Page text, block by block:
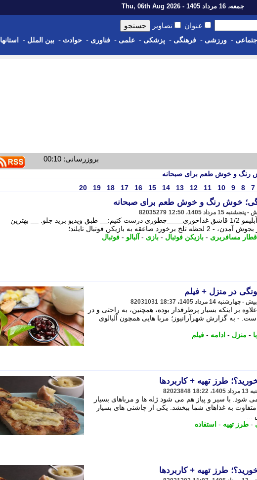
جمعه، 16 مرداد 1405 - Thu, 06th Aug 2026
عنوان تصاویر
اجتماعی - ورزشی - فرهنگی - پزشکی - علمی - فناوری - حوادث - بین الملل - استانها
بروزرسانی: 00:10
رنگ و خوش طعم برای صبحانه
7
8
9
10
11
12
13
14
15
16
17
18
19
20
خوش رنگ و خوش طعم برای صبحانه
82035279
__آلبالو 1 کیلو__ شکر 1 کیلو__ آبلیمو 1/2 قاشق غذاخوری____چطوری درست کنیم:__ طبق ویدیو برید جلو. __ بهترین
به بازیکن فوتبال تایلند؛
قطار مسافربری - بازیکن فوتبال - بازی - آلبالو - فوتبال
در منزل + فیلم
82031031
بر اینکه بسیار پرطرفدار بوده، همچنین، به راحتی و در
- به گزارش شهرآرانیوز؛ مربا هایی همچون آلبالوی
- منزل - ادامه - فیلم
طرز تهیه + کاربردها
82023848
شود. با سیر و پیاز هم می شود ژله ها و مرباهای بسیار
به غذاهای شما ببخشد. یکی از چاشنی های بسیار
- طرز تهیه - استفاده
طرز تهیه + کاربردها